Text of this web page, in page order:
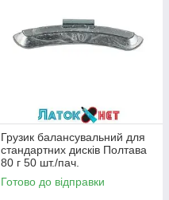
Грузик балансувальний для
стандартних дисків Полтава
80 г 50 шт./пач.
Готово до відправки